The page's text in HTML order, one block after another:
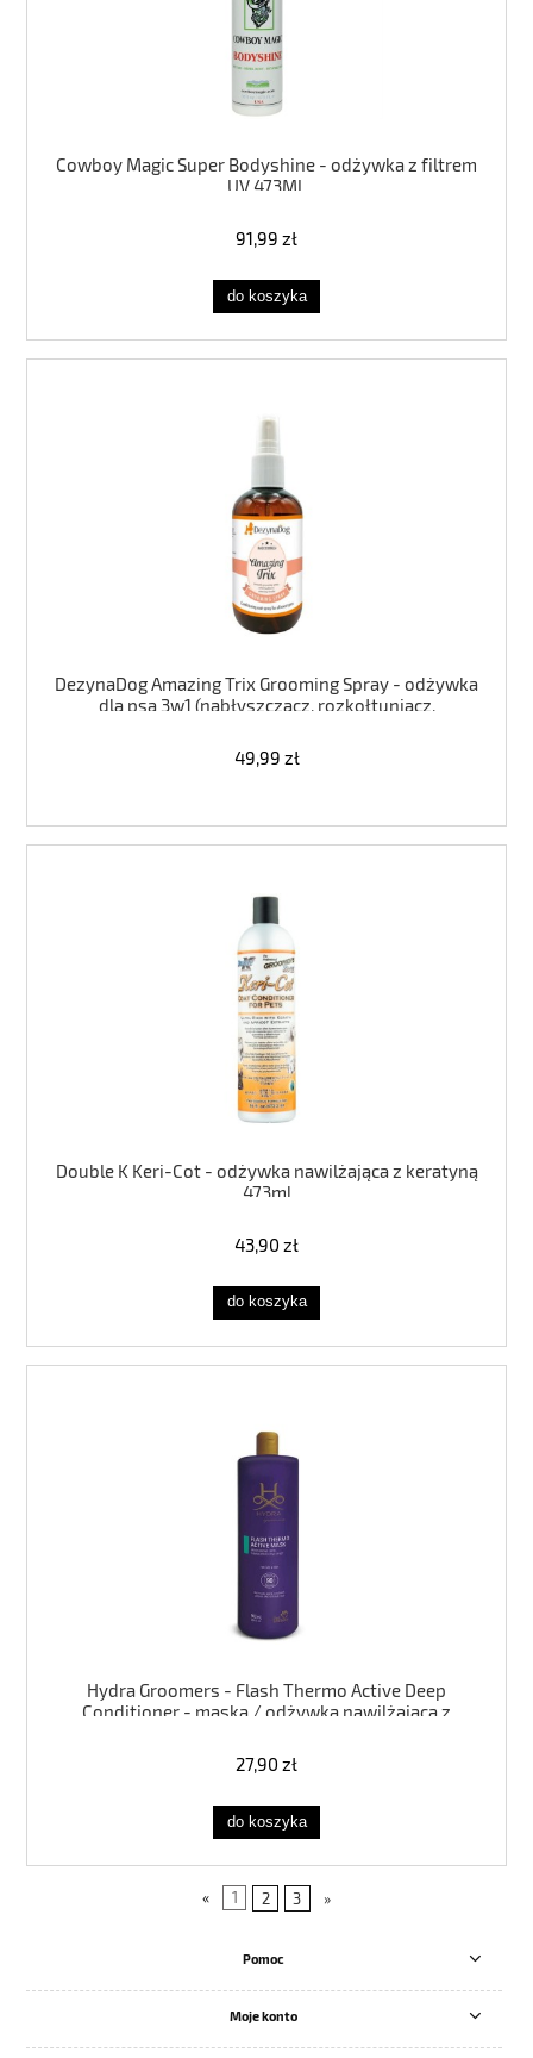
Cowboy Magic Super Bodyshine - odżywka z filtrem
UV 473ML
91,99 zł
do koszyka
DezynaDog Amazing Trix Grooming Spray - odżywka
dla psa 3w1 (nabłyszczacz, rozkołtuniacz,
49,99 zł
Double K Keri-Cot - odżywka nawilżająca z keratyną
473ml
43,90 zł
do koszyka
Hydra Groomers - Flash Thermo Active Deep
Conditioner - maska / odżywka nawilżająca z
ZASTĘPCZE
27,90 zł
do koszyka
« 1 2 3 »
Pomoc
Moje konto